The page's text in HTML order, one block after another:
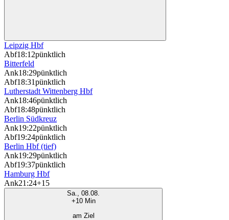
Leipzig Hbf
Abf18:12pünktlich
Bitterfeld
Ank18:29pünktlich
Abf18:31pünktlich
Lutherstadt Wittenberg Hbf
Ank18:46pünktlich
Abf18:48pünktlich
Berlin Südkreuz
Ank19:22pünktlich
Abf19:24pünktlich
Berlin Hbf (tief)
Ank19:29pünktlich
Abf19:37pünktlich
Hamburg Hbf
Ank21:24+15
Sa., 08.08.
+10 Min
am Ziel